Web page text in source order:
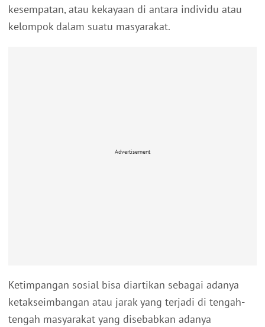
kesempatan, atau kekayaan di antara individu atau
kelompok dalam suatu masyarakat.
Advertisement
Ketimpangan sosial bisa diartikan sebagai adanya
ketakseimbangan atau jarak yang terjadi di tengah-
tengah masyarakat yang disebabkan adanya